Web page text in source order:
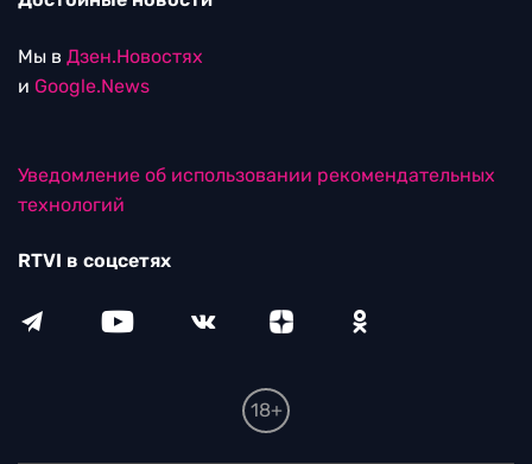
Мы в Дзен.Новостях
и Google.News
Уведомление об использовании рекомендательных
технологий
RTVI в соцсетях
18+